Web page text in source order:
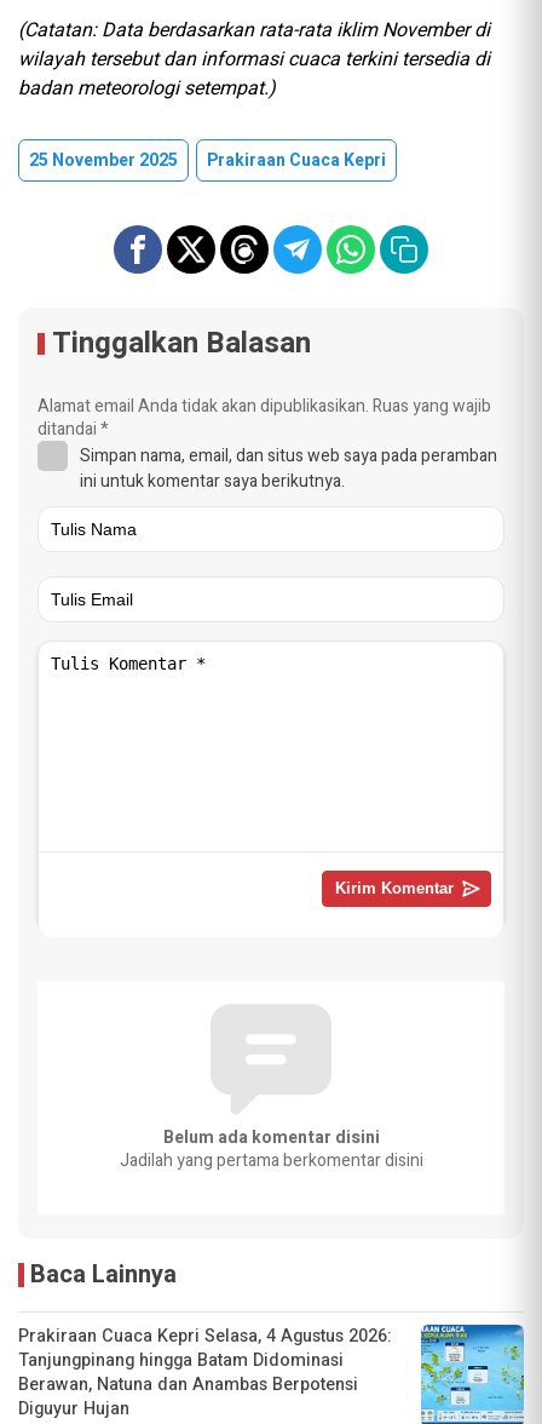
(Catatan: Data berdasarkan rata-rata iklim November di
wilayah tersebut dan informasi cuaca terkini tersedia di
badan meteorologi setempat.)
25 November 2025 Prakiraan Cuaca Kepri
Tinggalkan Balasan
Alamat email Anda tidak akan dipublikasikan.Ruas yang wajib
ditandai*
Simpan nama, email, dan situs web saya pada peramban
ini untuk komentar saya berikutnya.
Belum ada komentar disini
Jadilah yang pertama berkomentar disini
Baca Lainnya
Prakiraan Cuaca Kepri Selasa, 4 Agustus 2026:
Tanjungpinang hingga Batam Didominasi
Berawan, Natuna dan Anambas Berpotensi
Diguyur Hujan